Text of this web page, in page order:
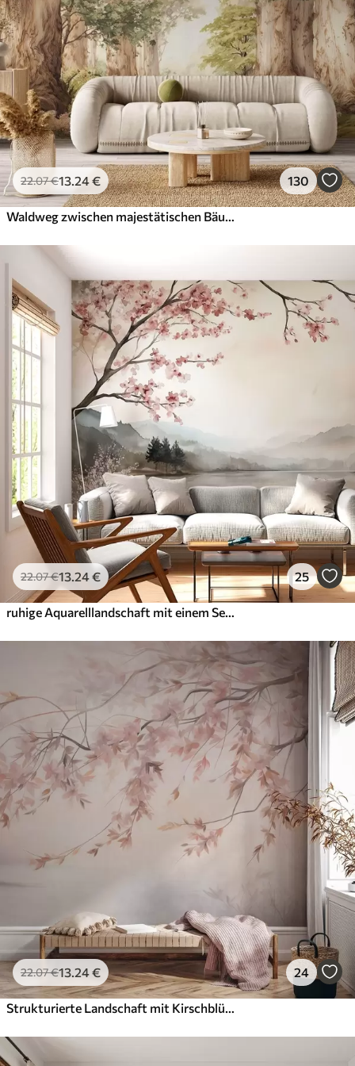
56 .6734.00€/m²
Premium-Vinyl
65.0039.00€/m²
Peel and Stick
81.6749.00 €/m²
22.07€13 .24€ 130
22.07€13 .24€ 25
22.07€13 .24€ 24